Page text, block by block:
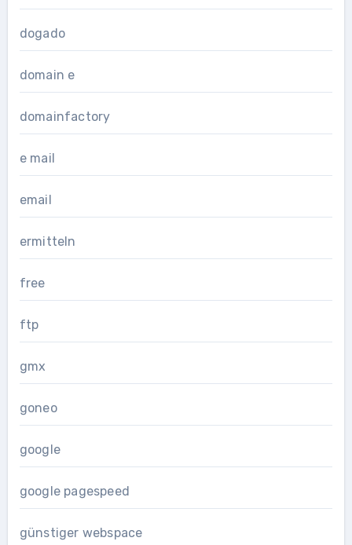
dogado
domain e
domainfactory
e mail
email
ermitteln
free
ftp
gmx
goneo
google
google pagespeed
günstiger webspace